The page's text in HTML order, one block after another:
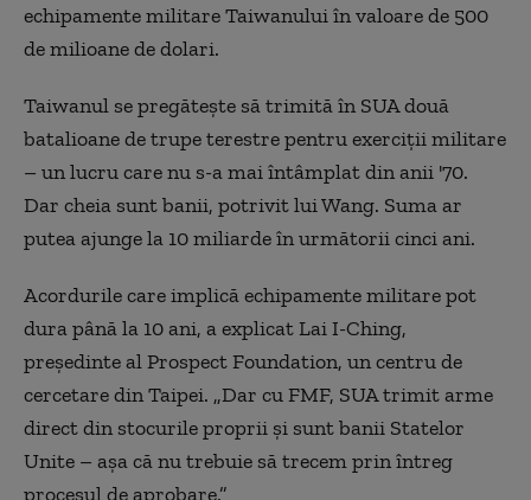
echipamente militare Taiwanului în valoare de 500
de milioane de dolari.
Taiwanul se pregătește să trimită în SUA două
batalioane de trupe terestre pentru exerciții militare
– un lucru care nu s-a mai întâmplat din anii '70.
Dar cheia sunt banii, potrivit lui Wang. Suma ar
putea ajunge la 10 miliarde în următorii cinci ani.
Acordurile care implică echipamente militare pot
dura până la 10 ani, a explicat Lai I-Ching,
președinte al Prospect Foundation, un centru de
cercetare din Taipei. „Dar cu FMF, SUA trimit arme
direct din stocurile proprii și sunt banii Statelor
Unite – așa că nu trebuie să trecem prin întreg
procesul de aprobare.”